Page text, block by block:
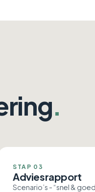
.
STAP 03
Adviesrapport
Scenario’s - “snel &